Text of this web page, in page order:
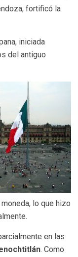
fortificó la
iniciada
del antiguo
lo que hizo
en las
. Como